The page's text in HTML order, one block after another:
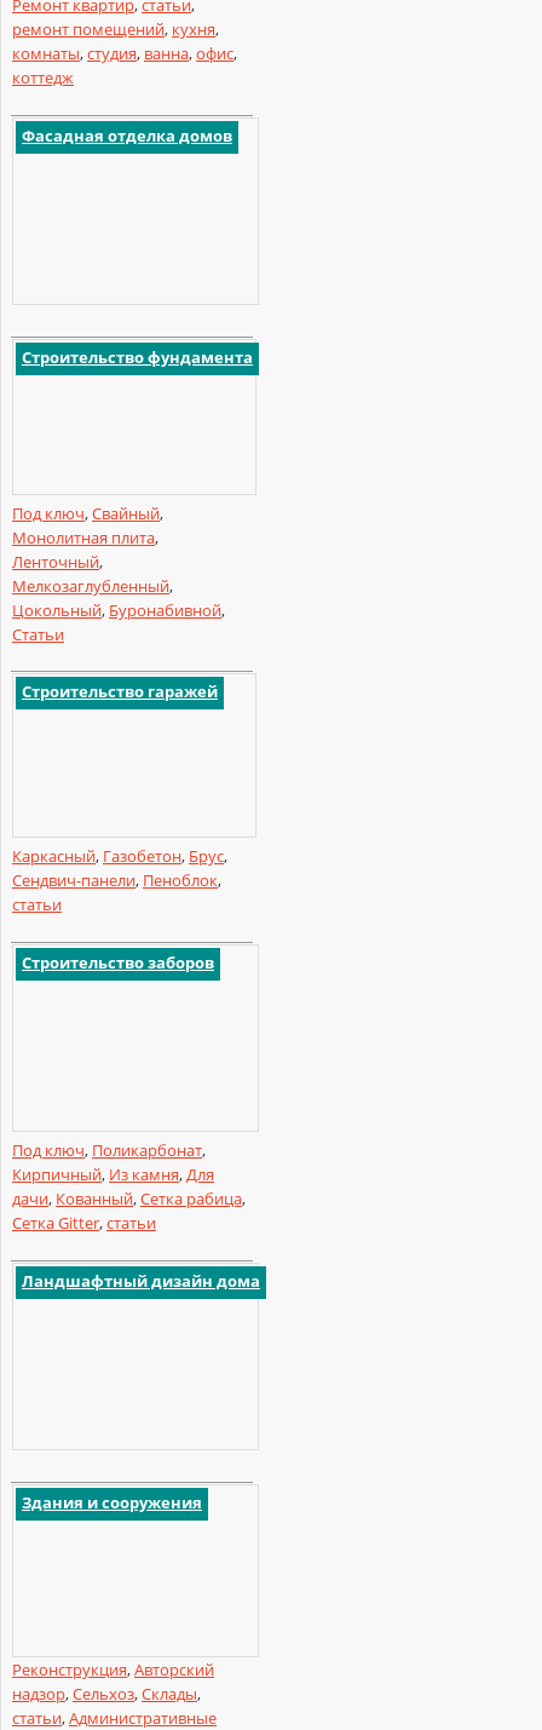
Ремонт квартир,статьи,
ремонт помещений, кухня,
комнаты,студия, ванна,офис,
коттедж
Фасадная отделка домов
Строительство фундамента
Под ключ,Свайный,
Монолитная плита,
Ленточный,
Мелкозаглубленный,
Цокольный, Буронабивной,
Статьи
Строительство гаражей
Каркасный, Газобетон, Брус,
Сендвич-панели, Пеноблок,
статьи
Строительство заборов
Под ключ, Поликарбонат,
Кирпичный, Из камня,Для
дачи, Кованный,Сетка рабица,
Сетка Gitter,статьи
Ландшафтный дизайн дома
Здания и сооружения
Реконструкция,Авторский
надзор,Сельхоз,Склады,
статьи,Административные